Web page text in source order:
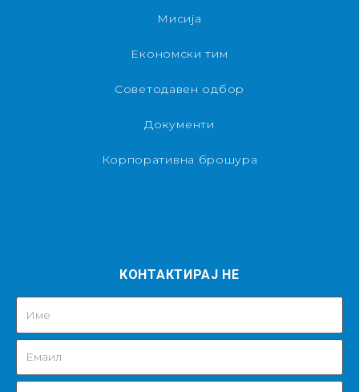
Мисија
Економски тим
Советодавен одбор
Документи
Корпоративна брошура
КОНТАКТИРАЈ НЕ